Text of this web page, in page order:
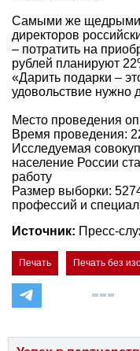
Самыми же щедрыми
директоров
– потратить на
рублей планируют
«Дарить подарки –
удовольствие нужно
Место проведения
Время проведения:
Исследуемая
население России
работу
Размер выборки:
профессий и
Источник: Пресс-
Печать Печать без